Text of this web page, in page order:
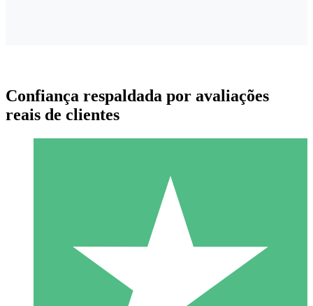
Pacotes de Créditos Individuais
Pague conforme o uso com créditos de download. Sem
Confiança respaldada por avaliações
reais de clientes